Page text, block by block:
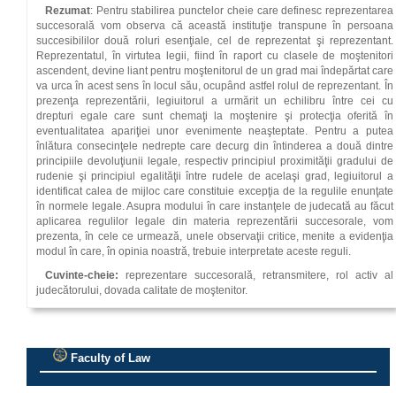
Rezumat: Pentru stabilirea punctelor cheie care definesc reprezentarea
succesorală vom observa că această instituţie transpune în persoana
succesibililor două roluri esenţiale, cel de reprezentat şi reprezentant.
Reprezentatul, în virtutea legii, fiind în raport cu clasele de moştenitori
ascendent, devine liant pentru moştenitorul de un grad mai îndepărtat care
va urca în acest sens în locul său, ocupând astfel rolul de reprezentant. În
prezenţa reprezentării, legiuitorul a urmărit un echilibru între cei cu
drepturi egale care sunt chemaţi la moştenire şi protecţia oferită în
eventualitatea apariţiei unor evenimente neaşteptate. Pentru a putea
înlătura consecinţele nedrepte care decurg din întinderea a două dintre
prin­cipiile devoluţiunii legale, respectiv principiul proximităţii gradului de
rudenie şi principiul egalităţii între rudele de acelaşi grad, legiuitorul a
identificat calea de mijloc care constituie excepţia de la regulile enunţate
în normele legale. Asupra modului în care instanţele de judecată au făcut
aplicarea regulilor legale din materia reprezentării succesorale, vom
prezenta, în cele ce urmează, unele observaţii critice, menite a evidenţia
modul în care, în opinia noastră, trebuie interpretate aceste reguli.
Cuvinte‑cheie: reprezentare succesorală, retransmitere, rol activ al
judecătorului, dovada calitate de moştenitor.
Faculty of Law